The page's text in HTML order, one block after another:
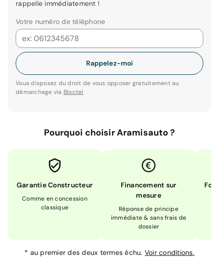
rappelle immédiatement !
Votre numéro de téléphone
Rappelez-moi
Vous disposez du droit de vous opposer gratuitement au
démarchage via Bloctel
Pourquoi choisir Aramisauto ?
Garantie Constructeur
Comme en concession
classique
Financement sur
mesure
Réponse de principe
immédiate & sans frais de
dossier
* au premier des deux termes échu. Voir conditions.